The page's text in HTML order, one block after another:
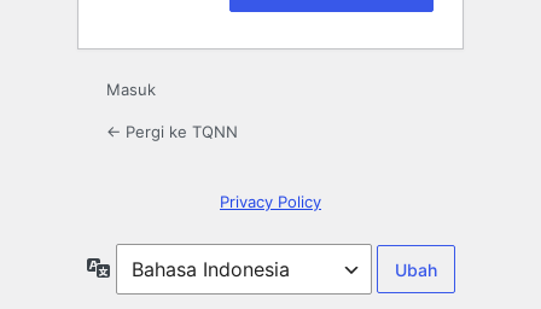
Masuk
← Pergi ke TQNN
Privacy Policy
Bahasa